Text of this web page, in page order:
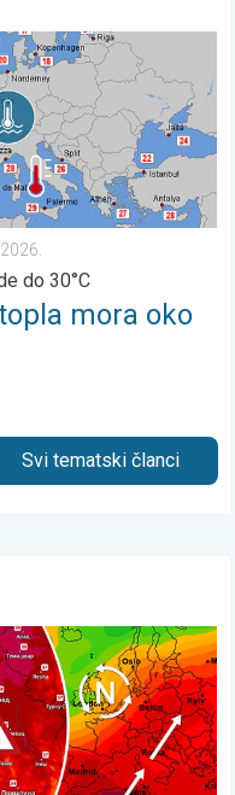
ponedeljak, 3. avgust
oko Evrope.
do 30°C
mora oko
Svi tematski članci
4. avgust 2026.
35°C, ponegde oko